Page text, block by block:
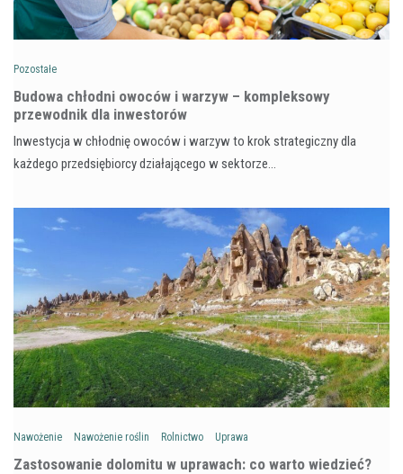
Pozostałe
Budowa chłodni owoców i warzyw – kompleksowy
przewodnik dla inwestorów
Inwestycja w chłodnię owoców i warzyw to krok strategiczny dla
każdego przedsiębiorcy działającego w sektorze…
Nawożenie Nawożenie roślin Rolnictwo Uprawa
Zastosowanie dolomitu w uprawach: co warto wiedzieć?